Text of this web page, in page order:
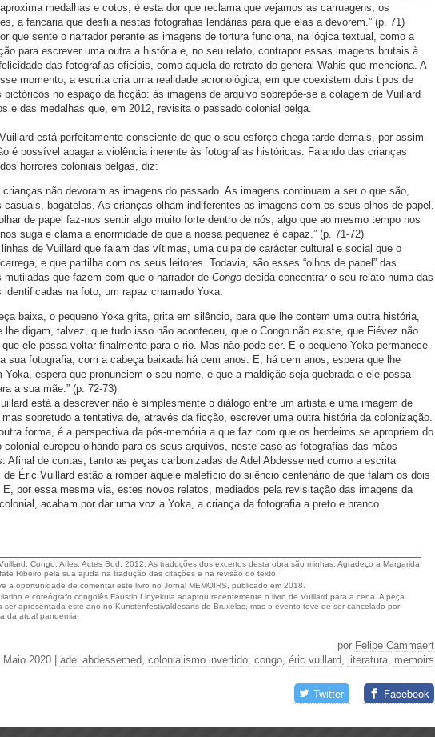
medalhas e cotos, é esta dor que reclama que vejamos as carruagens, os
a fancaria que desfila nestas fotografias lendárias para que elas a devorem.” (p. 71)
que sente o narrador perante as imagens de tortura funciona, na lógica textual, como a
para escrever uma outra a história e, no seu relato, contrapor essas imagens brutais à
das fotografias oficiais, como aquela do retrato do general Wahis que menciona. A
momento, a escrita cria uma realidade acronológica, em que coexistem dois tipos de
pictóricos no espaço da ficção: às imagens de arquivo sobrepõe-se a colagem de Vuillard
e das medalhas que, em 2012, revisita o passado colonial belga.
está perfeitamente consciente de que o seu esforço chega tarde demais, por assim
é possível apagar a violência inerente às fotografias históricas. Falando das crianças
horrores coloniais belgas, diz:
crianças não devoram as imagens do passado. As imagens continuam a ser o que são,
casuais, bagatelas. As crianças olham indiferentes as imagens com os seus olhos de papel.
de papel faz-nos sentir algo muito forte dentro de nós, algo que ao mesmo tempo nos
suga e clama a enormidade de que a nossa pequenez é capaz.” (p. 71-72)
linhas de Vuillard que falam das vítimas, uma culpa de carácter cultural e social que o
e que partilha com os seus leitores. Todavia, são esses “olhos de papel” das
mutiladas que fazem com que o narrador de Congo decida concentrar o seu relato numa das
identificadas na foto, um rapaz chamado Yoka:
baixa, o pequeno Yoka grita, grita em silêncio, para que lhe contem uma outra história,
lhe digam, talvez, que tudo isso não aconteceu, que o Congo não existe, que Fiévez não
ele possa voltar finalmente para o rio. Mas não pode ser. E o pequeno Yoka permanece
sua fotografia, com a cabeça baixada há cem anos. E, há cem anos, espera que lhe
Yoka, espera que pronunciem o seu nome, e que a maldição seja quebrada e ele possa
a sua mãe.” (p. 72-73)
está a descrever não é simplesmente o diálogo entre um artista e uma imagem de
mas sobretudo a tentativa de, através da ficção, escrever uma outra história da colonização.
forma, é a perspectiva da pós-memória a que faz com que os herdeiros se apropriem do
colonial europeu olhando para os seus arquivos, neste caso as fotografias das mãos
Afinal de contas, tanto as peças carbonizadas de Adel Abdessemed como a escrita
de Éric Vuillard estão a romper aquele malefício do silêncio centenário de que falam os dois
por essa mesma via, estes novos relatos, mediados pela revisitação das imagens da
acabam por dar uma voz a Yoka, a criança da fotografia a preto e branco.
Congo, Arles, Actes Sud, 2012. As traduções dos excertos desta obra são minhas. Agradeço a Margarida
Ribeiro pela sua ajuda na tradução das citações e na revisão do texto.
a oportunidade de comentar este livro no Jornal MEMOIRS, publicado em 2018.
e coreógrafo congolês Faustin Linyekula adaptou recentemente o livro de Vuillard para a cena. A peça
ser apresentada este ano no Kunstenfestivaldesarts de Bruxelas, mas o evento teve de ser cancelado por
da atual pandemia.
por Felipe Cammaert
Maio 2020 adel abdessemed, colonialismo invertido, congo, éric vuillard, literatura, memoirs
Twitter Facebook